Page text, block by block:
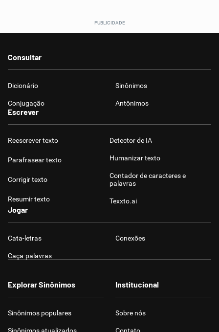
Consultar
Dicionário Sinônimos
Conjugação Antônimos
Escrever
Reescrever texto
Parafrasear texto
Corrigir texto
Resumir texto
Detector de IA
Humanizar texto
Contador de caracteres e
palavras
Texxto.ai
Jogar
Cata-letras Conexões
Caça-palavras
Explorar Sinônimos
Sinônimos populares
Institucional
Sobre nós